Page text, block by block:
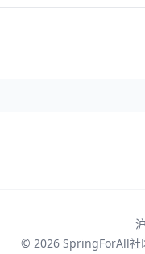
© 2026 SpringForAll社